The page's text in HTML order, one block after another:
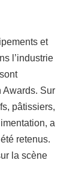
et
l’industrie
Awards. Sur
pâtissiers,
a
retenus.
la scène